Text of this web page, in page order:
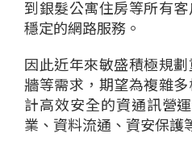
到銀髮公寓住房等所有
穩定的網路服務 。
因此近年來敏盛積極規
牆等需求，期望為複雜
計高效安全的資通訊營
業、資料流通、 資安保護